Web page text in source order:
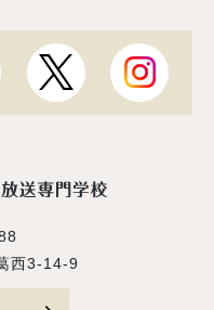
西3-14-9